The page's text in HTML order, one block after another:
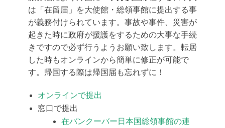
は「在留届」を大使館・総領事館に提出する事
が義務付けられています。事故や事件、災害が
起きた時に政府が援護をするための大事な手続
きですので必ず行うようお願い致します。転居
した時もオンラインから簡単に修正が可能で
す。帰国する際は帰国届も忘れずに！
オンラインで提出
窓口で提出
在バンクーバー日本国総領事館の連